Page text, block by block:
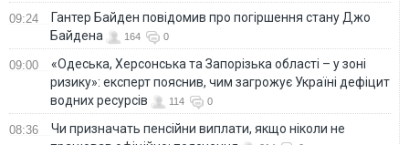
09:24
Гантер Байден повідомив про погіршення стану Джо
Байдена
164 0
09:00
«Одеська, Херсонська та Запорізька області – у зоні
ризику»: експерт пояснив, чим загрожує Україні дефіцит
водних ресурсів
114 0
08:36
Чи призначать пенсійни виплати, якщо ніколи не